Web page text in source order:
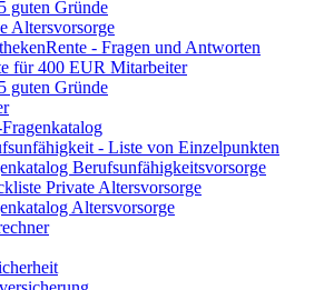
guten Gründe
Altersvorsorge
- Fragen und Antworten
für 400 EUR Mitarbeiter
guten Gründe
- Liste von Einzelpunkten
Berufsunfähigkeitsvorsorge
Private Altersvorsorge
Altersvorsorge